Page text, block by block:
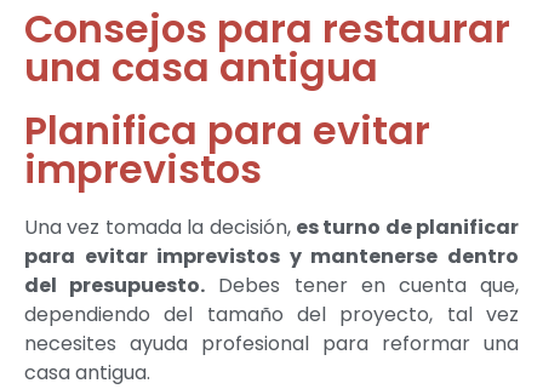
Consejos para restaurar
una casa antigua
Planifica para evitar
imprevistos
Una vez tomada la decisión, es turno de planificar
para evitar imprevistos y mantenerse dentro
del presupuesto. Debes tener en cuenta que,
dependiendo del tamaño del proyecto, tal vez
necesites ayuda profesional para reformar una
casa antigua.